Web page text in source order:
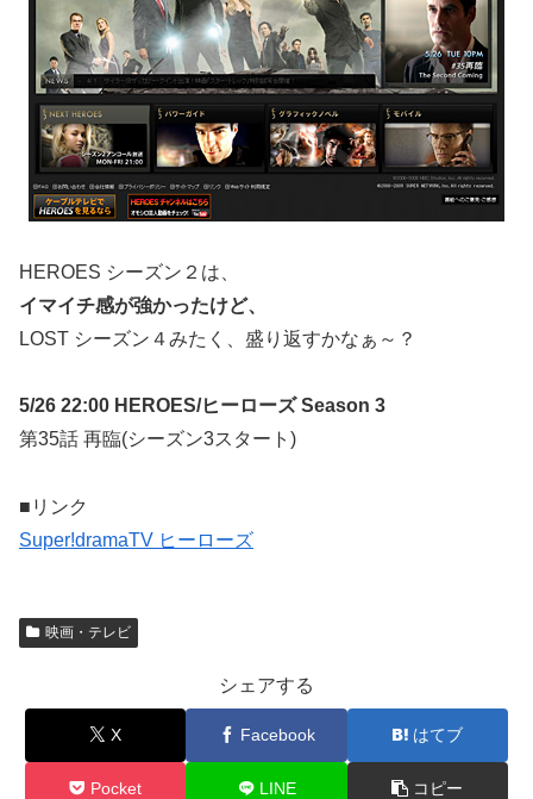
HEROES シーズン２は、
イマイチ感が強かったけど、
LOST シーズン４みたく、盛り返すかなぁ～？
5/26 22:00 HEROES/ヒーローズ Season 3
第35話 再臨(シーズン3スタート)
■リンク
Super!dramaTV ヒーローズ
映画・テレビ
シェアする
X Facebook はてブ
Pocket LINE コピー